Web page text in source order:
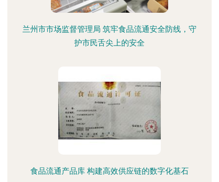
兰州市市场监督管理局 筑牢食品流通安全防线，守
护市民舌尖上的安全
食品流通产品库 构建高效供应链的数字化基石